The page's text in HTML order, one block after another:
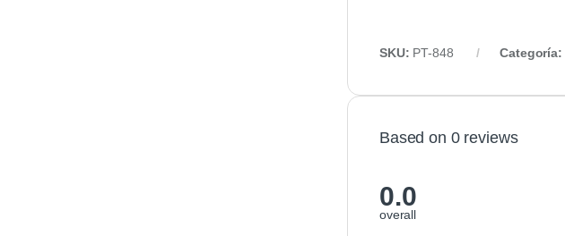
SKU: PT-848 Categoría:
Based on 0 reviews
0.0
overall